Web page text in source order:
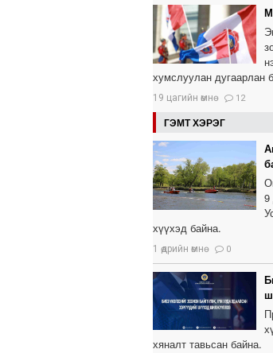
хумслуулан дугаарлан
19 цагийн өмнө 12
ГЭМТ ХЭРЭГ
9
хүүхэд байна.
1 өдрийн өмнө 0
хяналт тавьсан байна.